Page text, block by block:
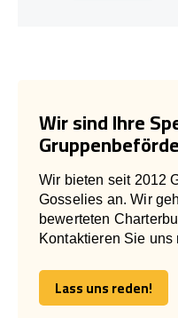
Wir sind Ihre
Wir bieten seit 2012
Gosselies an. Wir
bewerteten
Kontaktieren Sie uns
Lass uns reden!
Lass uns reden!